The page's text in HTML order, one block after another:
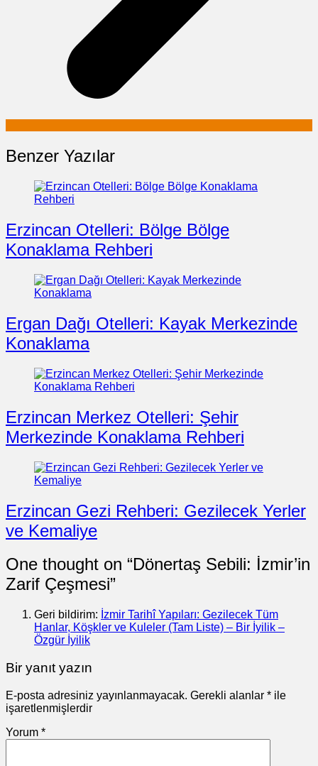
Benzer Yazılar
Erzincan Otelleri: Bölge Bölge
Konaklama Rehberi
Ergan Dağı Otelleri: Kayak Merkezinde
Konaklama
Erzincan Merkez Otelleri: Şehir
Merkezinde Konaklama Rehberi
Erzincan Gezi Rehberi: Gezilecek Yerler
ve Kemaliye
One thought on “Dönertaş Sebili: İzmir’in
Zarif Çeşmesi”
Geri bildirim: İzmir Tarihî Yapıları: Gezilecek Tüm
Hanlar, Köşkler ve Kuleler (Tam Liste) – Bir İyilik –
Özgür İyilik
Bir yanıt yazın
E-posta adresiniz yayınlanmayacak. Gerekli alanlar * ile
işaretlenmişlerdir
Yorum *